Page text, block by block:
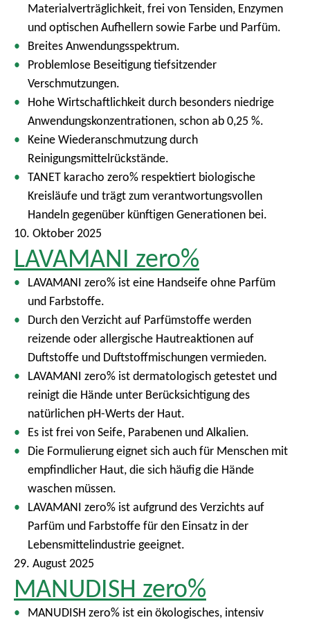
Materialverträglichkeit, frei von Tensiden, Enzymen
und optischen Aufhellern sowie Farbe und Parfüm.
Breites Anwendungsspektrum.
Problemlose Beseitigung tiefsitzender
Verschmutzungen.
Hohe Wirtschaftlichkeit durch besonders niedrige
Anwendungskonzentrationen, schon ab 0,25 %.
Keine Wiederanschmutzung durch
Reinigungsmittelrückstände.
TANET karacho zero% respektiert biologische
Kreisläufe und trägt zum verantwortungsvollen
Handeln gegenüber künftigen Generationen bei.
10. Oktober 2025
LAVAMANI zero%
LAVAMANI zero% ist eine Handseife ohne Parfüm
und Farbstoffe.
Durch den Verzicht auf Parfümstoffe werden
reizende oder allergische Hautreaktionen auf
Duftstoffe und Duftstoffmischungen vermieden.
LAVAMANI zero% ist dermatologisch getestet und
reinigt die Hände unter Berücksichtigung des
natürlichen pH-Werts der Haut.
Es ist frei von Seife, Parabenen und Alkalien.
Die Formulierung eignet sich auch für Menschen mit
empfindlicher Haut, die sich häufig die Hände
waschen müssen.
LAVAMANI zero% ist aufgrund des Verzichts auf
Parfüm und Farbstoffe für den Einsatz in der
Lebensmittelindustrie geeignet.
29. August 2025
MANUDISH zero%
MANUDISH zero% ist ein ökologisches, intensiv